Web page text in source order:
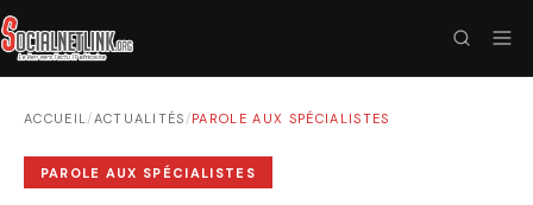
ACCUEIL/ACTUALITÉS /PAROLE AUX SPÉCIALISTES
PAROLE AUX SPÉCIALISTES